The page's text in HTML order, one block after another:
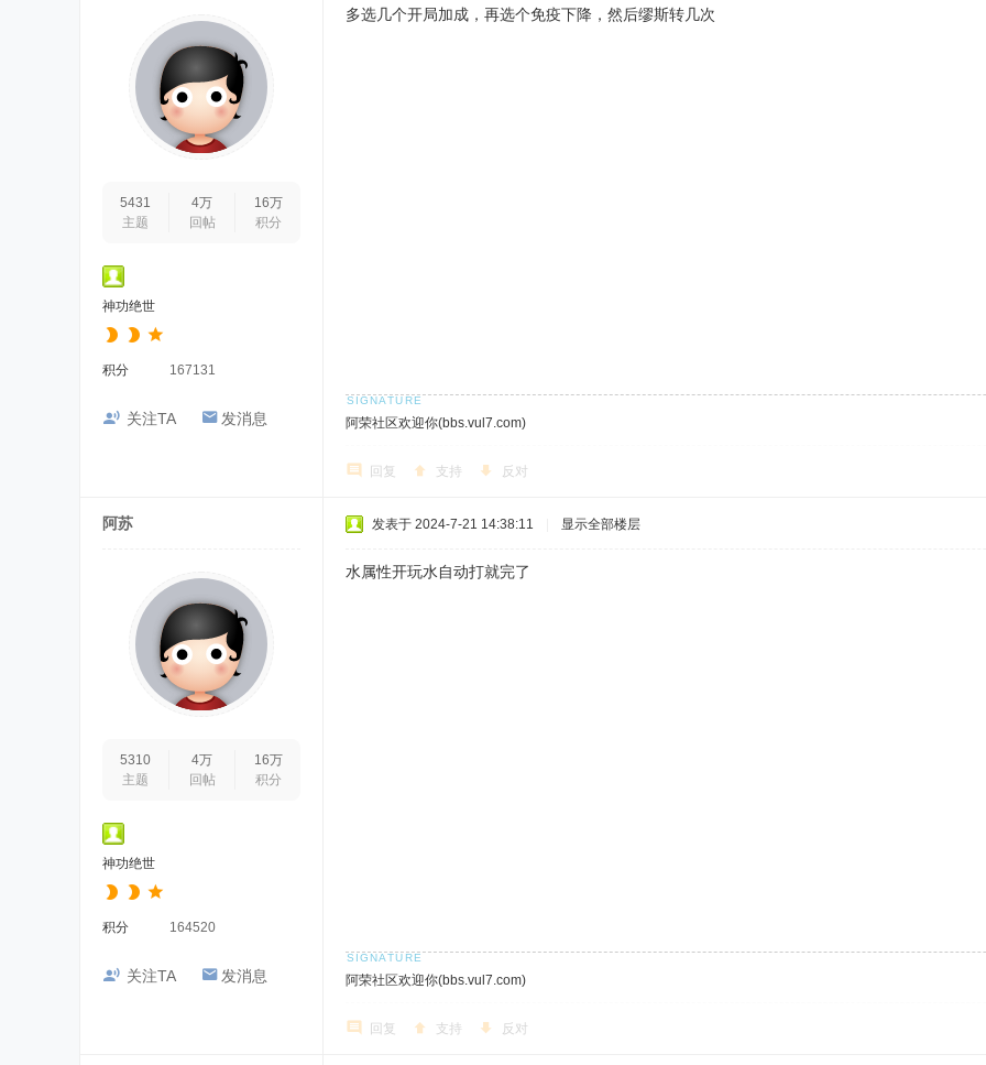
5431
主题
4万
回帖
16万
积分
神功绝世
积分 167131
关注TA 发消息
多选几个开局加成，再选个免疫下降，然后缪斯转几次
阿荣社区欢迎你(bbs.vul7.com)
回复 支持 反对
阿苏
5310
主题
4万
回帖
16万
积分
神功绝世
积分 164520
关注TA 发消息
发表于 2024-7-21 14:38:11 显示全部楼层
水属性开玩水自动打就完了
阿荣社区欢迎你(bbs.vul7.com)
回复 支持 反对